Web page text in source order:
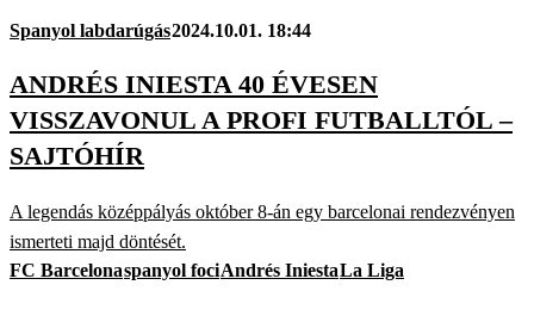
Spanyol labdarúgás2024.10.01. 18:44
ANDRÉS INIESTA 40 ÉVESEN
VISSZAVONUL A PROFI FUTBALLTÓL –
SAJTÓHÍR
A legendás középpályás október 8-án egy barcelonai rendezvényen
ismerteti majd döntését.
FC Barcelonaspanyol fociAndrés IniestaLa Liga